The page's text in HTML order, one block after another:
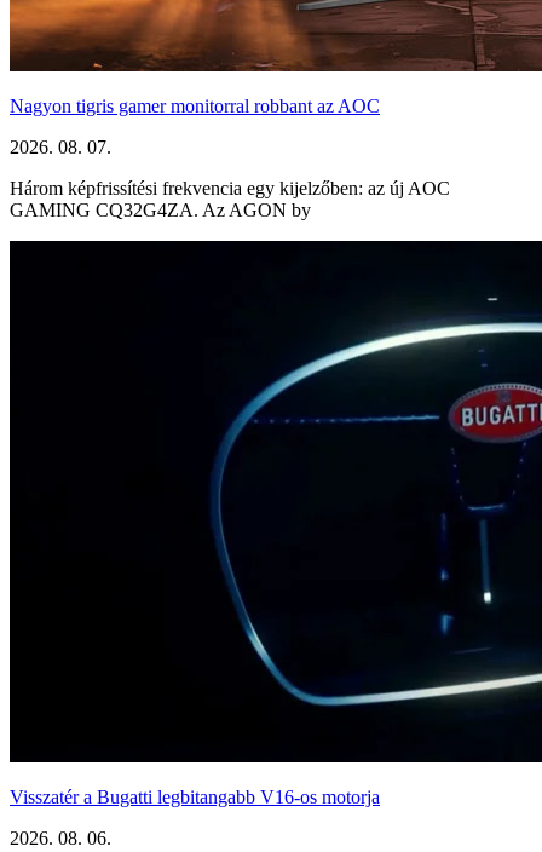
Nagyon tigris gamer monitorral robbant az AOC
2026. 08. 07.
Három képfrissítési frekvencia egy kijelzőben: az új AOC
GAMING CQ32G4ZA. Az AGON by
Visszatér a Bugatti legbitangabb V16-os motorja
2026. 08. 06.